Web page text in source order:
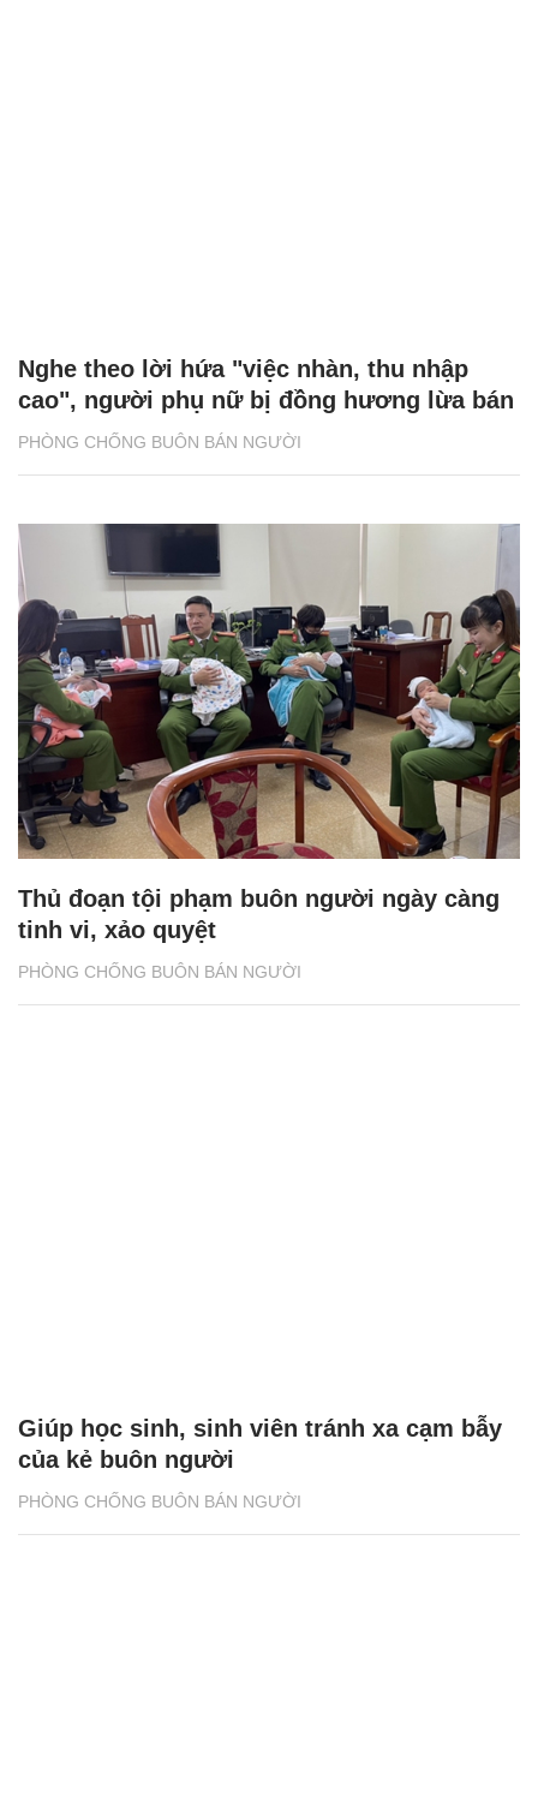
PHÒNG CHỐNG BUÔN BÁN NGƯỜI
Nghe theo lời hứa "việc nhàn, thu nhập
cao", người phụ nữ bị đồng hương lừa bán
PHÒNG CHỐNG BUÔN BÁN NGƯỜI
Thủ đoạn tội phạm buôn người ngày càng
tinh vi, xảo quyệt
PHÒNG CHỐNG BUÔN BÁN NGƯỜI
Giúp học sinh, sinh viên tránh xa cạm bẫy
của kẻ buôn người